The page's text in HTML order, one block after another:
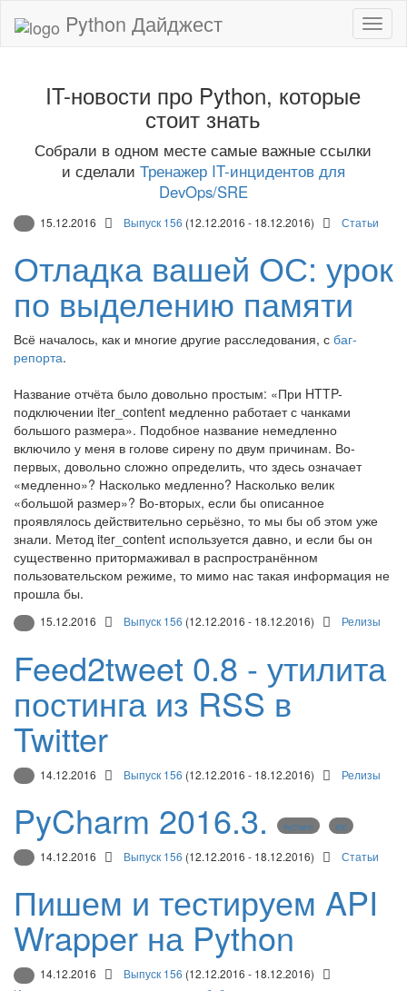
Python Дайджест
IT-новости про Python, которые
стоит знать
Собрали в одном месте самые важные ссылки
и сделали Тренажер IT-инцидентов для
DevOps/SRE
15.12.2016 Выпуск 156 (12.12.2016 - 18.12.2016) Статьи
Отладка вашей ОС: урок
по выделению памяти
Всё началось, как и многие другие расследования, с баг-
репорта.
Название отчёта было довольно простым: «При HTTP-
подключении iter_content медленно работает с чанками
большого размера». Подобное название немедленно
включило у меня в голове сирену по двум причинам. Во-
первых, довольно сложно определить, что здесь означает
«медленно»? Насколько медленно? Насколько велик
«большой размер»? Во-вторых, если бы описанное
проявлялось действительно серьёзно, то мы бы об этом уже
знали. Метод iter_content используется давно, и если бы он
существенно притормаживал в распространённом
пользовательском режиме, то мимо нас такая информация не
прошла бы.
15.12.2016 Выпуск 156 (12.12.2016 - 18.12.2016) Релизы
Feed2tweet 0.8 - утилита
постинга из RSS в
Twitter
14.12.2016 Выпуск 156 (12.12.2016 - 18.12.2016) Релизы
PyCharm 2016.3. PyCharm IDE
14.12.2016 Выпуск 156 (12.12.2016 - 18.12.2016) Статьи
Пишем и тестируем API
Wrapper на Python
14.12.2016 Выпуск 156 (12.12.2016 - 18.12.2016)